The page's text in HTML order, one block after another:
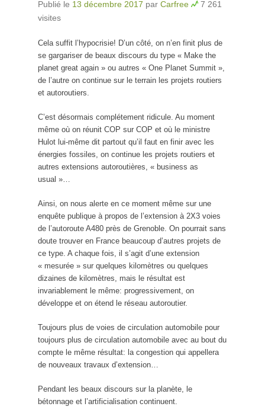
Publié le 13 décembre 2017 par Carfree
7 261
visites
Cela suffit l’hypocrisie! D’un côté, on n’en finit plus de
se gargariser de beaux discours du type « Make the
planet great again » ou autres « One Planet Summit »,
de l’autre on continue sur le terrain les projets routiers
et autoroutiers.
C’est désormais complétement ridicule. Au moment
même où on réunit COP sur COP et où le ministre
Hulot lui-même dit partout qu’il faut en finir avec les
énergies fossiles, on continue les projets routiers et
autres extensions autoroutières, « business as
usual »…
Ainsi, on nous alerte en ce moment même sur une
enquête publique à propos de l’extension à 2X3 voies
de l’autoroute A480 près de Grenoble. On pourrait sans
doute trouver en France beaucoup d’autres projets de
ce type. A chaque fois, il s’agit d’une extension
« mesurée » sur quelques kilomètres ou quelques
dizaines de kilomètres, mais le résultat est
invariablement le même: progressivement, on
développe et on étend le réseau autoroutier.
Toujours plus de voies de circulation automobile pour
toujours plus de circulation automobile avec au bout du
compte le même résultat: la congestion qui appellera
de nouveaux travaux d’extension…
Pendant les beaux discours sur la planète, le
bétonnage et l’artificialisation continuent.